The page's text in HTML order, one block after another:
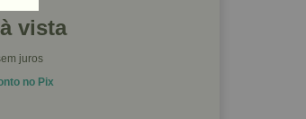
vista
juros
no Pix